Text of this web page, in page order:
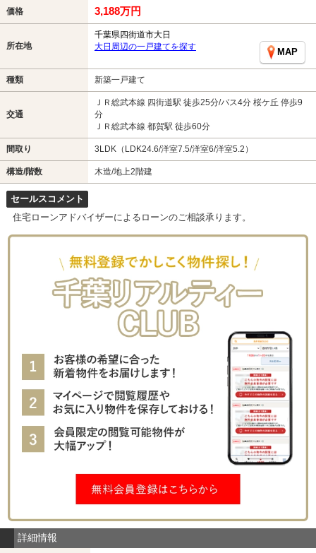
価格 3,188万円
所在地
千葉県四街道市大日
大日周辺の一戸建てを探す
MAP
種類 新築一戸建て
交通
ＪＲ総武本線 四街道駅 徒歩25分/バス4分 桜ケ丘 停歩9
分
ＪＲ総武本線 都賀駅 徒歩60分
間取り 3LDK（LDK24.6/洋室7.5/洋室6/洋室5.2）
構造/階数 木造/地上2階建
セールスコメント
住宅ローンアドバイザーによるローンのご相談承ります。
詳細情報